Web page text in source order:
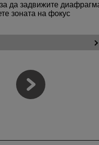
да задвижите
зоната на фокус